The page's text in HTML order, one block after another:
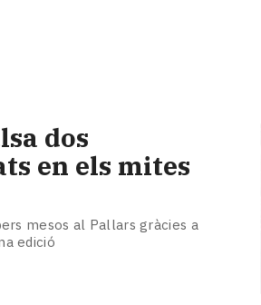
dos
en els mites
mesos al Pallars gràcies a
edició